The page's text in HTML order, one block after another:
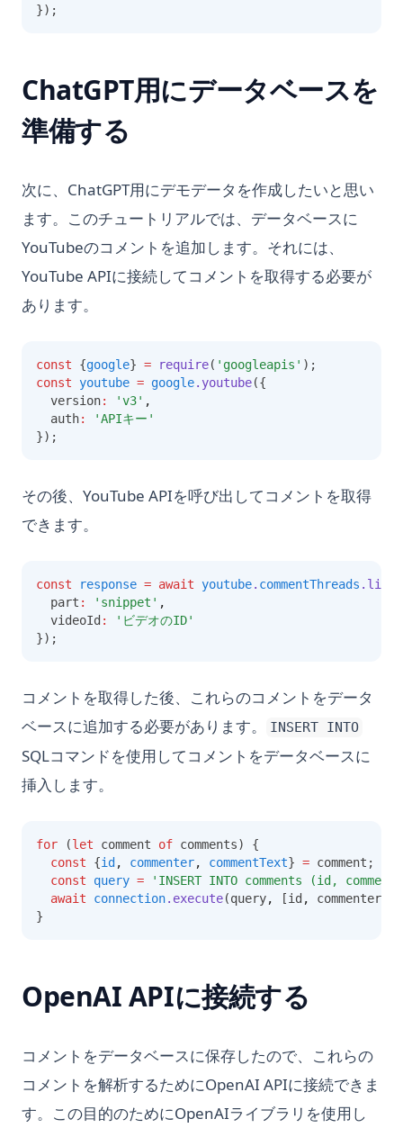
});
ChatGPT用にデータベースを
準備する
次に、ChatGPT用にデモデータを作成したいと思い
ます。このチュートリアルでは、データベースに
YouTubeのコメントを追加します。それには、
YouTube APIに接続してコメントを取得する必要が
あります。
const {google} = require( 'googleapis' );
const youtube = google.youtube({
  version
: 'v3' ,
  auth
:
'APIキー'
});
その後、YouTube APIを呼び出してコメントを取得
できます。
const response = await youtube. commentThreads .list
  part
: 'snippet' ,
  videoId
:
'ビデオのID'
});
コメントを取得した後、これらのコメントをデータ
ベースに追加する必要があります。
INSERT INTO
SQLコマンドを使用してコメントをデータベースに
挿入します。
for (let comment of comments) {
const {id , commenter, commentText} = comment;
const
query =
'INSERT INTO comments (id,
await
connection.execute(query, [id , commenter
}
OpenAI APIに接続する
コメントをデータベースに保存したので、これらの
コメントを解析するためにOpenAI APIに接続できま
す。この目的のためにOpenAIライブラリを使用し